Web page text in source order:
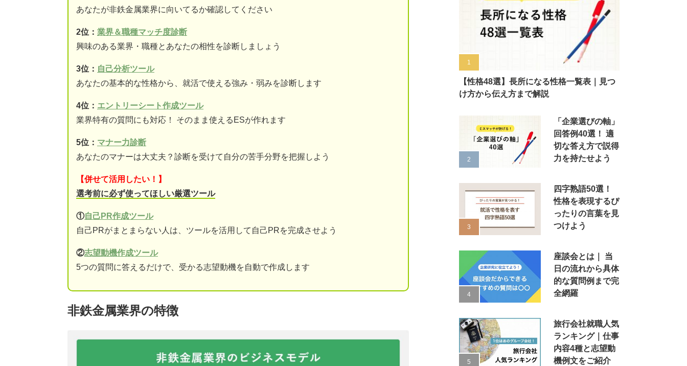
あなたが非鉄金属業界に向いてるか確認してください
2位： 業界＆職種マッチ度診断
興味のある業界・職種とあなたの相性を診断しましょう
3位： 自己分析ツール
あなたの基本的な性格から、就活で使える強み・弱みを診断します
4位： エントリーシート作成ツール
業界特有の質問にも対応！ そのまま使えるESが作れます
5位： マナー力診断
あなたのマナーは大丈夫？診断を受けて自分の苦手分野を把握しよう
【併せて活用したい！】
選考前に必ず使ってほしい厳選ツール
①自己PR作成ツール
自己PRがまとまらない人は、ツールを活用して自己PRを完成させよう
②志望動機作成ツール
5つの質問に答えるだけで、受かる志望動機を自動で作成します
非鉄金属業界の特徴
【性格48選】長所になる性格一覧表｜見つ
け方から伝え方まで解説
「企業選びの軸」
回答例40選！ 適
切な答え方で説得
力を持たせよう
四字熟語50選！
性格を表現するぴ
ったりの言葉を見
つけよう
座談会とは｜ 当
日の流れから具体
的な質問例まで完
全網羅
旅行会社就職人気
ランキング｜仕事
内容4種と志望動
機例文をご紹介